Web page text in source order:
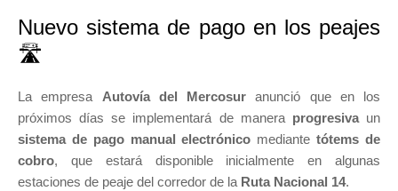
Nuevo sistema de pago en los peajes
🛣️
La empresa Autovía del Mercosur anunció que en los
próximos días se implementará de manera progresivaun
sistema de pago manual electrónico mediantetótems de
cobro, que estará disponible inicialmente en algunas
estaciones de peaje del corredor de la Ruta Nacional 14.